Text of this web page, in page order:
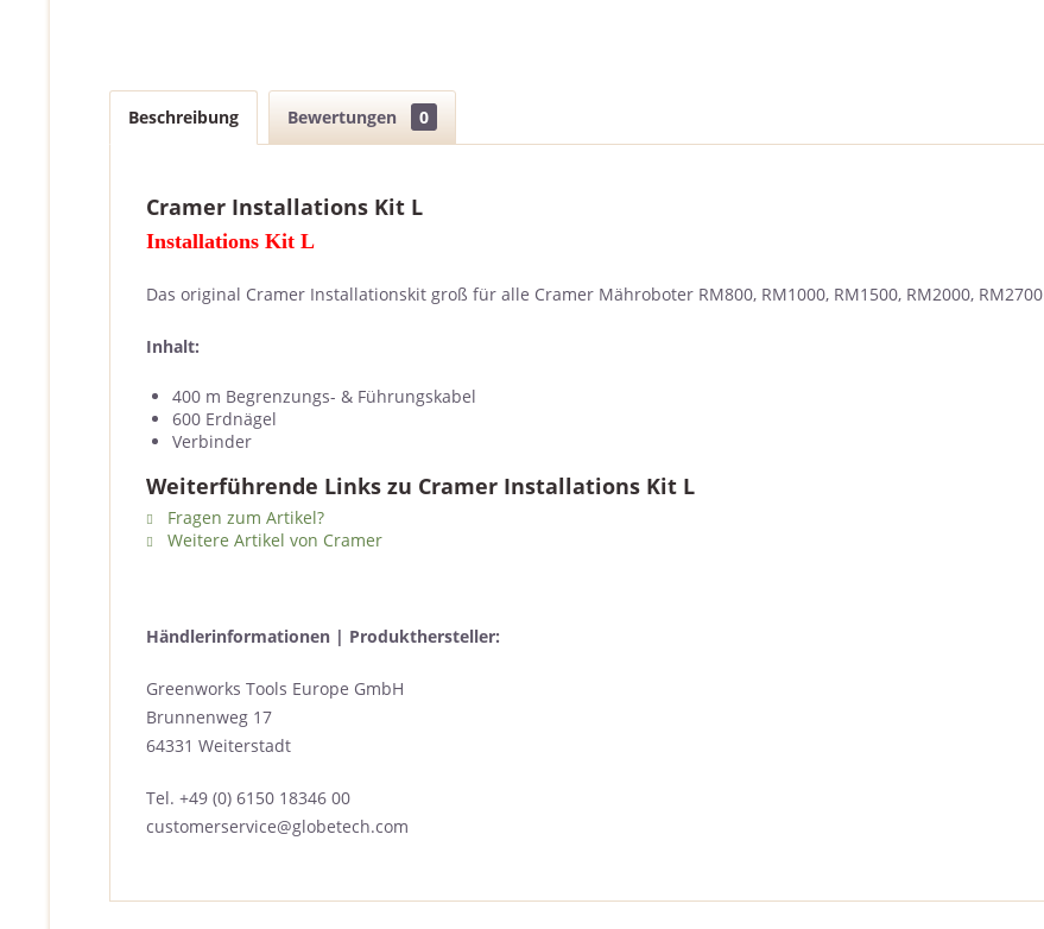
Beschreibung Bewertungen 0
Cramer Installations Kit L
Installations Kit L
Das original Cramer Installationskit groß für alle Cramer Mähroboter RM800, RM1000, RM1500, RM2000, RM2700
Inhalt:
400 m Begrenzungs- & Führungskabel
600 Erdnägel
Verbinder
Weiterführende Links zu Cramer Installations Kit L
Fragen zum Artikel?
Weitere Artikel von Cramer
Händlerinformationen | Produkthersteller:
Greenworks Tools Europe GmbH
Brunnenweg 17
64331 Weiterstadt
Tel. +49 (0) 6150 18346 00
customerservice@globetech.com